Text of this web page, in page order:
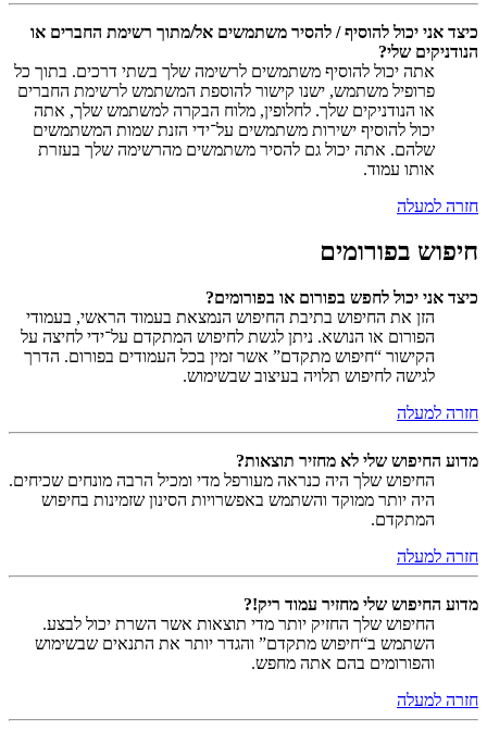
כיצד אני יכול להוסיף / להסיר משתמשים אל/מתוך רשימת החברים או
הנודניקים שלי?
אתה יכול להוסיף משתמשים לרשימה שלך בשתי דרכים. בתוך כל
פרופיל משתמש, ישנו קישור להוספת המשתמש לרשימת החברים
או הנודניקים שלך. לחלופין, מלוח הבקרה למשתמש שלך, אתה
יכול להוסיף ישירות משתמשים על־ידי הזנת שמות המשתמשים
שלהם. אתה יכול גם להסיר משתמשים מהרשימה שלך בעזרת
אותו עמוד.
חזרה למעלה
חיפוש בפורומים
כיצד אני יכול לחפש בפורום או בפורומים?
הזן את החיפוש בתיבת החיפוש הנמצאת בעמוד הראשי, בעמודי
הפורום או הנושא. ניתן לגשת לחיפוש המתקדם על־ידי לחיצה על
הקישור “חיפוש מתקדם” אשר זמין בכל העמודים בפורום. הדרך
לגישה לחיפוש תלויה בעיצוב שבשימוש.
חזרה למעלה
מדוע החיפוש שלי לא מחזיר תוצאות?
החיפוש שלך היה כנראה מעורפל מדי ומכיל הרבה מונחים שכיחים.
היה יותר ממוקד והשתמש באפשרויות הסינון שזמינות בחיפוש
המתקדם.
חזרה למעלה
מדוע החיפוש שלי מחזיר עמוד ריק!?
החיפוש שלך החזיק יותר מדי תוצאות אשר השרת יכול לבצע.
השתמש ב“חיפוש מתקדם” והגדר יותר את התנאים שבשימוש
והפורומים בהם אתה מחפש.
חזרה למעלה